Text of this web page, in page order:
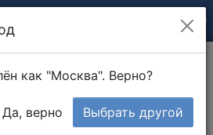
как "Москва". Верно?
Да, верно Выбрать другой